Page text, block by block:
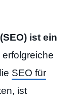
ist ein
erfolgreiche
SEO für
ist